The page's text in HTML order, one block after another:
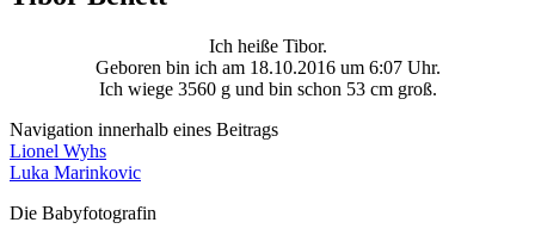
Ich heiße Tibor.
Geboren bin ich am 18.10.2016 um 6:07 Uhr.
Ich wiege 3560 g und bin schon 53 cm groß.
Navigation innerhalb eines Beitrags
Lionel Wyhs
Luka Marinkovic
Die Babyfotografin